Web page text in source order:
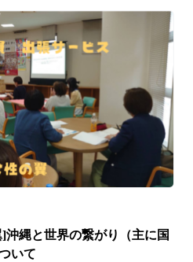
沖縄と世界の繋がり（主に国
いて